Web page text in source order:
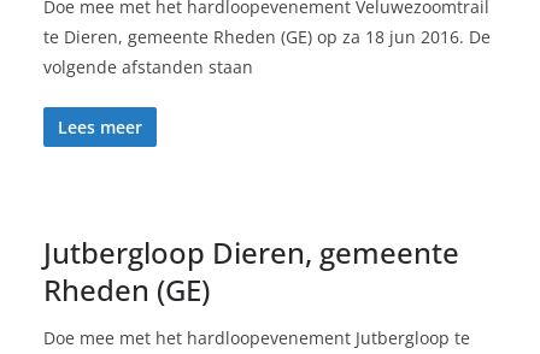
Doe mee met het hardloopevenement Veluwezoomtrail
te Dieren, gemeente Rheden (GE) op za 18 jun 2016. De
volgende afstanden staan
Lees meer
Jutbergloop Dieren, gemeente
Rheden (GE)
Doe mee met het hardloopevenement Jutbergloop te